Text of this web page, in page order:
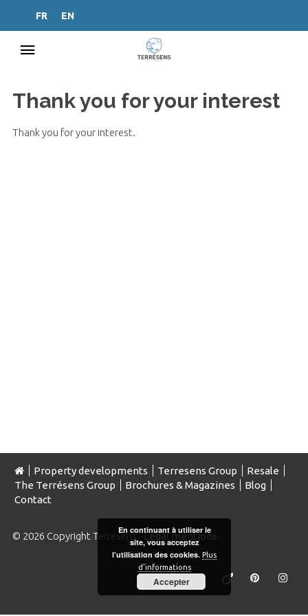
FR EN
Thank you for your interest
Thank you for your interest.
Property developments Terresens Group
Resale
The Terrésens Group
Brochures & Magazines
Blog
Contact
© 2026 Copyright Terrésens -Legal mentions
En continuant à utiliser le
site, vous acceptez
l’utilisation des cookies. Plus
d’informations
Accepter